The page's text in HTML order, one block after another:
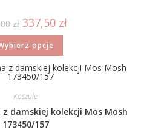
zł 337,50 zł
opcje
Koszule
damskiej kolekcji Mos Mosh
173450/157